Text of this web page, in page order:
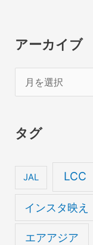
アーカイブ
ー
イ
タグ
JAL LCC
インスタ映え
エアアジア